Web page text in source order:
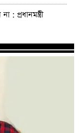
: প্রধানমন্ত্রী